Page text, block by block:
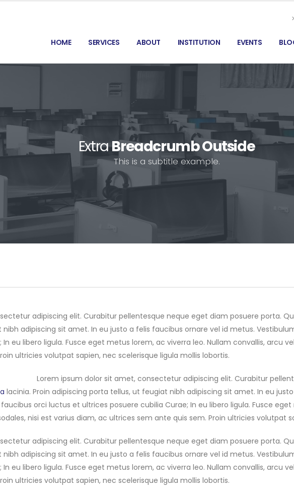
HOME SERVICES ABOUT INSTITUTION EVENTS
ExtraBreadcrumb Outside
This is a subtitle example.
adipiscing elit. Curabitur pellentesque neque eget diam posuere porta.
adipiscing sit amet. In eu justo a felis faucibus ornare vel id metus.
eu libero ligula. Fusce eget metus lorem, ac viverra leo. Nullam convallis, arcu
ultricies volutpat sapien, nec scelerisque ligula mollis lobortis.
Lorem ipsum dolor sit amet, consectetur adipiscing elit. Curabitur
lacinia. Proin adipiscing porta tellus, ut feugiat nibh adipiscing sit amet. In eu
orci luctus et ultrices posuere cubilia Curae; In eu libero ligula. Fusce
nisi est varius diam, ac ultrices sem ante quis sem. Proin ultricies volutpat
adipiscing elit. Curabitur pellentesque neque eget diam posuere porta.
adipiscing sit amet. In eu justo a felis faucibus ornare vel id metus.
eu libero ligula. Fusce eget metus lorem, ac viverra leo. Nullam convallis, arcu
ultricies volutpat sapien, nec scelerisque ligula mollis lobortis.